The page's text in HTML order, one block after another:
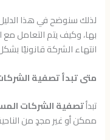
لذلك سنوضح في هذا
بها، وكيف يتم التعامل
انتهاء الشركة قانونيًا
متى تبدأ تصفية
تبدأتصفية الشركات
ممكن أو غير مجدٍ من الناحية